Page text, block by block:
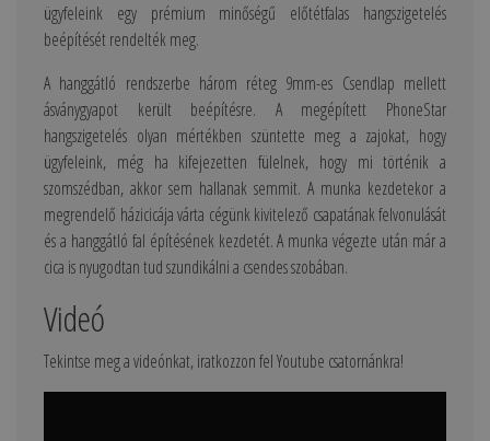
ügyfeleink egy prémium minőségű előtétfalas hangszigetelés
beépítését rendelték meg.
A hanggátló rendszerbe három réteg 9mm-es Csendlap mellett
ásványgyapot került beépítésre. A megépített PhoneStar
hangszigetelés olyan mértékben szüntette meg a zajokat, hogy
ügyfeleink, még ha kifejezetten fülelnek, hogy mi történik a
szomszédban, akkor sem hallanak semmit. A munka kezdetekor a
megrendelő házicicája várta cégünk kivitelező csapatának felvonulását
és a hanggátló fal építésének kezdetét. A munka végezte után már a
cica is nyugodtan tud szundikálni a csendes szobában.
Videó
Tekintse meg a videónkat, iratkozzon fel Youtube csatornánkra!